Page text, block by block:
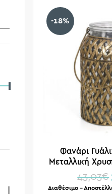
-18%
Φανάρι
Μεταλλική
43,03€
Διαθέσιμο –